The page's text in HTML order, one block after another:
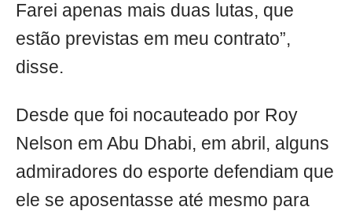
Farei apenas mais duas lutas, que
estão previstas em meu contrato”,
disse.
Desde que foi nocauteado por Roy
Nelson em Abu Dhabi, em abril, alguns
admiradores do esporte defendiam que
ele se aposentasse até mesmo para